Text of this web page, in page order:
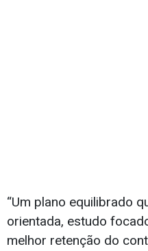
“Um plano equilibrado
orientada, estudo
melhor retenção do